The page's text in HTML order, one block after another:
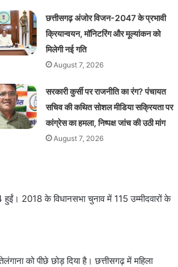
छत्तीसगढ़ अंजोर विजन-2047 के प्रभावी
क्रियान्वयन, मॉनिटरिंग और मूल्यांकन को
मिलेगी नई गति
August 7, 2026
सरकारी कुर्सी पर राजनीति का रंग? पंचायत
सचिव की कथित सोशल मीडिया सक्रियता पर
कांग्रेस का हमला, निष्पक्ष जांच की उठी मांग
August 7, 2026
2018 के विधानसभा चुनाव में 115 उम्मीदवारों के
को पीछे छोड़ दिया है। छत्तीसगढ़ में महिला